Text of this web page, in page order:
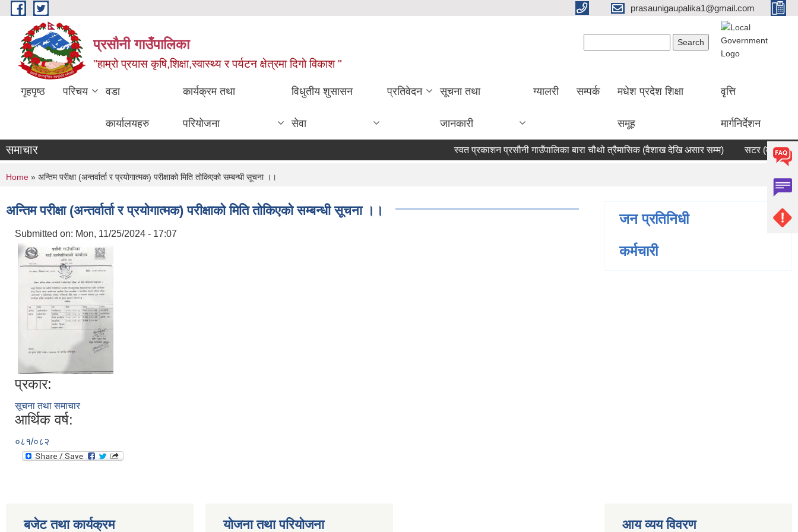
Skip to main content prasaunigaupalika1@gmail.com
प्रसौनी गाउँपालिका
"हाम्रो प्रयास कृषि,शिक्षा,स्वास्थ्य र पर्यटन क्षेत्रमा दिगाे विकाश "
गृहपृष्ठ परिचय वडा
कार्यालयहरु
कार्यक्रम तथा
परियोजना
विधुतीय शुसासन
सेवा
प्रतिवेदन सूचना तथा
जानकारी
ग्यालरी सम्पर्क मधेश प्रदेश शिक्षा
समूह
वृत्ति
मार्गनिर्देशन
समाचार स्वत प्रकाशन प्रसौनी गाउँपालिका बारा चौथो त्रैमासिक (वैशाख देखि असार सम्म) सटर (कोठा)
You are here
Home » अन्तिम परीक्षा (अन्तर्वार्ता र प्रयोगात्मक) परीक्षाको मिति तोकिएको सम्बन्धी सूचना ।।
अन्तिम परीक्षा (अन्तर्वार्ता र प्रयोगात्मक) परीक्षाको मिति तोकिएको सम्बन्धी सूचना ।।
Submitted on: Mon, 11/25/2024 - 17:07
प्रकार:
सूचना तथा समाचार
आर्थिक वर्ष:
०८१/०८२
जन प्रतिनिधी
कर्मचारी
बजेट तथा कार्यक्रम योजना तथा परियोजना आय व्यय विवरण